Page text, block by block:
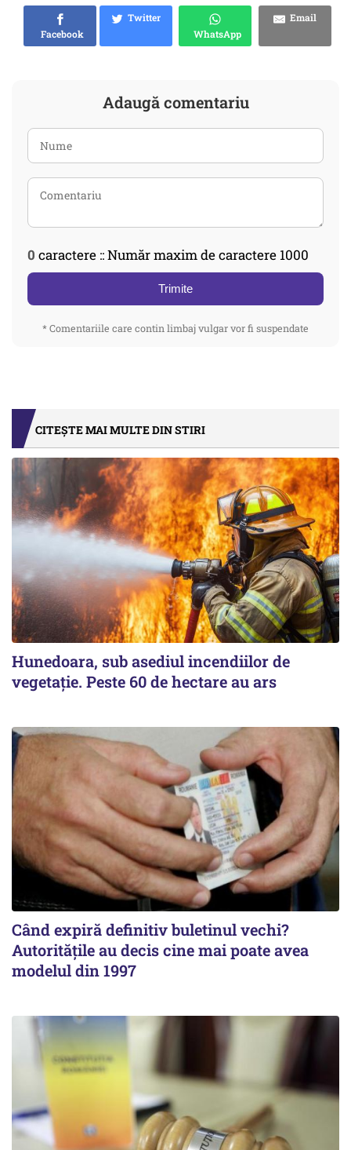
Facebook
Twitter
WhatsApp
Email
Adaugă comentariu
0 caractere :: Număr maxim de caractere 1000
Trimite
* Comentariile care contin limbaj vulgar vor fi suspendate
CITEȘTE MAI MULTE DIN STIRI
Hunedoara, sub asediul incendiilor de
vegetație. Peste 60 de hectare au ars
Când expiră definitiv buletinul vechi?
Autoritățile au decis cine mai poate avea
modelul din 1997